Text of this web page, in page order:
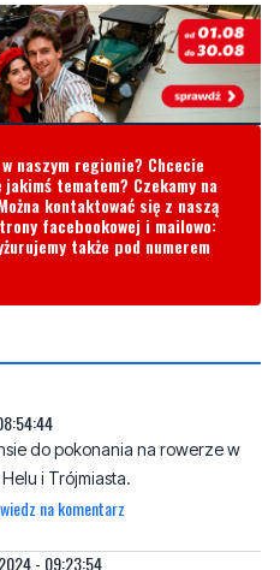
naszym regionie? Chcecie
tematem? Czekamy na
kontaktować się z naszą
także pod numerem
do pokonania na rowerze w
na komentarz
- 09:23:54
Swarzewa sobie popłynie.
Odpowiedz na komentarz